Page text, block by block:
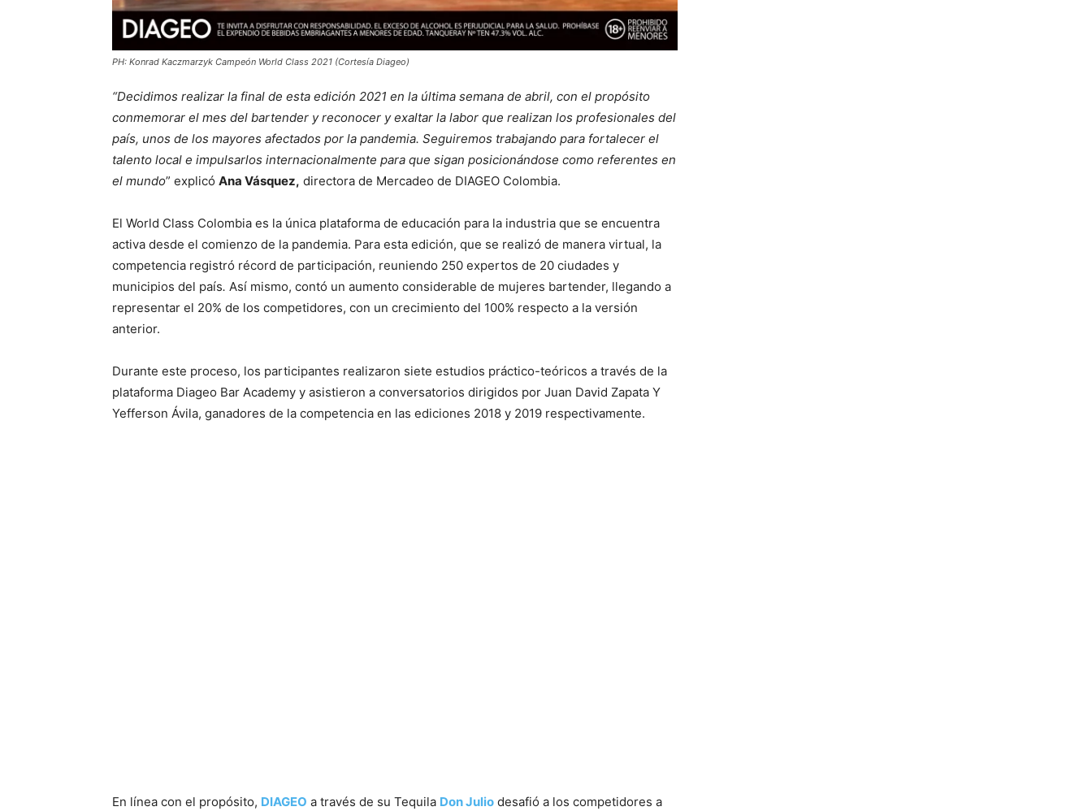
PH: Konrad Kaczmarzyk Campeón World Class 2021 (Cortesía Diageo)
“Decidimos realizar la final de esta edición 2021 en la última semana de abril, con el propósito
conmemorar el mes del bartender y reconocer y exaltar la labor que realizan los profesionales del
país, unos de los mayores afectados por la pandemia. Seguiremos trabajando para fortalecer el
talento local e impulsarlos internacionalmente para que sigan posicionándose como referentes en
el mundo” explicó Ana Vásquez, directora de Mercadeo de DIAGEO Colombia.
El World Class Colombia es la única plataforma de educación para la industria que se encuentra
activa desde el comienzo de la pandemia. Para esta edición, que se realizó de manera virtual, la
competencia registró récord de participación, reuniendo 250 expertos de 20 ciudades y
municipios del país. Así mismo, contó un aumento considerable de mujeres bartender, llegando a
representar el 20% de los competidores, con un crecimiento del 100% respecto a la versión
anterior.
Durante este proceso, los participantes realizaron siete estudios práctico-teóricos a través de la
plataforma Diageo Bar Academy y asistieron a conversatorios dirigidos por Juan David Zapata Y
Yefferson Ávila, ganadores de la competencia en las ediciones 2018 y 2019 respectivamente.
En línea con el propósito, DIAGEO a través de su Tequila Don Julio desafió a los competidores a